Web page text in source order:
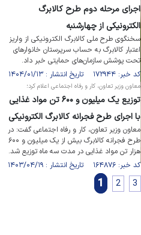
اجرای مرحله دوم طرح کالابرگ
الکترونیکی از چهارشنبه
سخنگوی طرح ملی کالابرگ الکترونیکی از واریز
اعتبار کالابرگ به حساب سرپرستان خانوار‌های
تحت پوشش سازمان‌های حمایتی خبر داد.
کد خبر: ۱۷۲۹۴۴ تاریخ انتشار : ۱۴۰۴/۰۱/۱۳
معاون وزیر تعاون، کار و رفاه اجتماعی اعلام کرد؛
توزیع یک میلیون و ۶۰۰ تن مواد غذایی
با اجرای طرح فجرانه کالابرگ الکترونیکی
معاون وزیر تعاون، کار و رفاه اجتماعی گفت: در
طرح فجرانه کالابرگ بیش از یک میلیون و ۶۰۰
هزار تن مواد غذایی در مدت سه ماه توزیع شد.
کد خبر: ۱۶۴۸۷۶ تاریخ انتشار : ۱۴۰۳/۰۴/۱۹
1 2 3